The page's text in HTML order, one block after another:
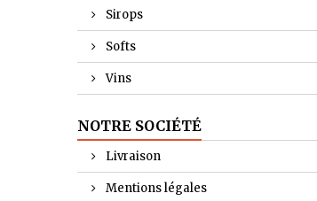
Sirops
Softs
Vins
NOTRE SOCIÉTÉ
Livraison
Mentions légales